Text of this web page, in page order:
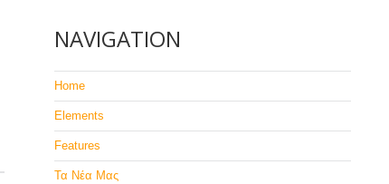
NAVIGATION
Home
Elements
Features
Τα Νέα Μας